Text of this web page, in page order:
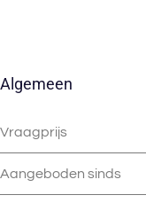
Algemeen
Vraagprijs
Aangeboden sinds